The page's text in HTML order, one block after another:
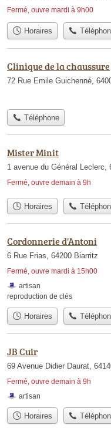
Fermé, ouvre mardi à 9h00
Horaires
Clinique de la chaussure
72 Rue Emile Guichenné,
Téléphone
Mister Minit
1 avenue du Général Leclerc,
Fermé, ouvre demain à 9h
Horaires
Cordonnerie d'Antoni
6 Rue Frias, 64200 Biarritz
Fermé, ouvre mardi à 15h00
artisan
reproduction de clés
Horaires
JB Cuir
69 Avenue Didier Daurat,
Fermé, ouvre demain à 9h
artisan
Horaires